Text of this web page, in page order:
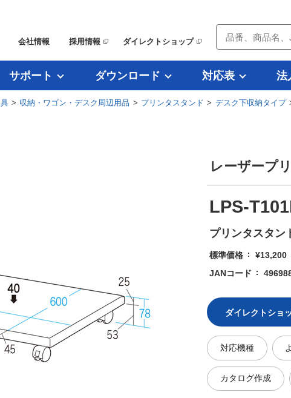
会社情報 採用情報 ダイレクトショップ
サポート ダウンロード 対応表 法
> 収納・ワゴン・デスク周辺用品 > プリンタスタンド > デスク下収納タイプ
レーザープ
LPS-
プリンタスタン
標準価格 ¥13,200
JANコード
ダイレクトショ
対応機種
カタログ作成